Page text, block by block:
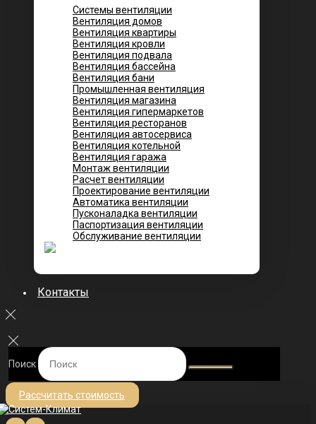
Системы вентиляции
Вентиляция домов
Вентиляция квартиры
Вентиляция кровли
Вентиляция подвала
Вентиляция бассейна
Вентиляция бани
Промышленная вентиляция
Вентиляция магазина
Вентиляция гипермаркетов
Вентиляция ресторанов
Вентиляция автосервиса
Вентиляция котельной
Вентиляция гаража
Монтаж вентиляции
Расчет вентиляции
Проектирование вентиляции
Автоматика вентиляции
Пусконаладка вентиляции
Паспортизация вентиляции
Обслуживание вентиляции
Контакты
Поиск
Рассчитать стоимость